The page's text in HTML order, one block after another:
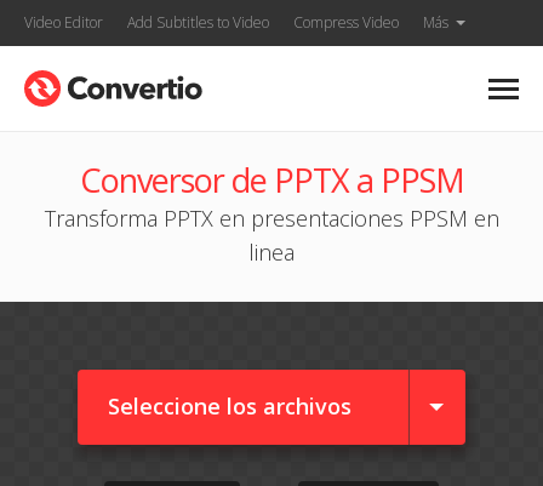
Video Editor Add Subtitles to Video Compress Video Más
Conversor de PPTX a PPSM
Transforma PPTX en presentaciones PPSM en
linea
Seleccione los archivos